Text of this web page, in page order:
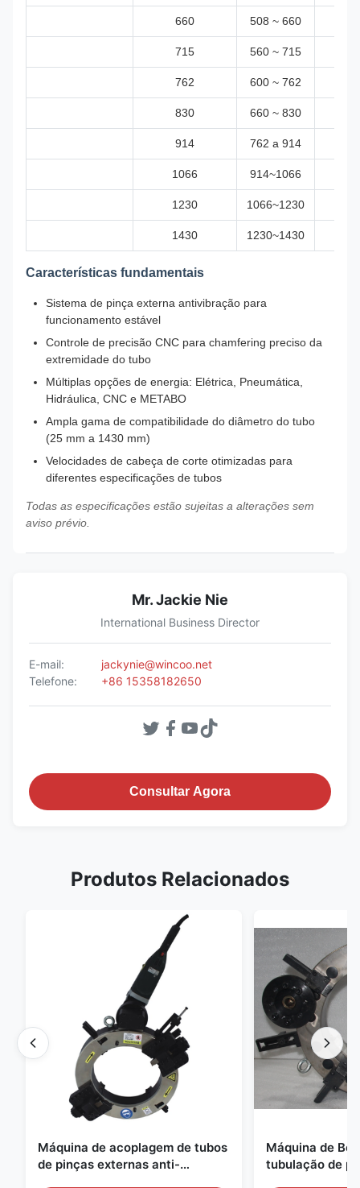
660 508 ~ 660
715 560 ~ 715
762 600 ~ 762
830 660 ~ 830
914 762 a 914
1066 914~1066
1230 1066~1230
1430 1230~1430
Características fundamentais
Sistema de pinça externa antivibração para
funcionamento estável
Controle de precisão CNC para chamfering preciso da
extremidade do tubo
Múltiplas opções de energia: Elétrica, Pneumática,
Hidráulica, CNC e METABO
Ampla gama de compatibilidade do diâmetro do tubo
(25 mm a 1430 mm)
Velocidades de cabeça de corte otimizadas para
diferentes especificações de tubos
Todas as especificações estão sujeitas a alterações sem
aviso prévio.
Mr. Jackie Nie
International Business Director
E-mail:
jackynie@wincoo.net
Telefone:
+86 15358182650
Consultar Agora
Produtos Relacionados
Máquina de acoplagem de tubos
de pinças externas anti-
Máquina de
tubulação de